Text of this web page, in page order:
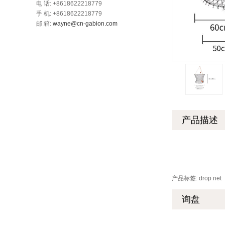
电 话: +8618622218779
手 机: +8618622218779
邮 箱: wayne@cn-gabion.com
产品描述
产品标签: drop net
询盘